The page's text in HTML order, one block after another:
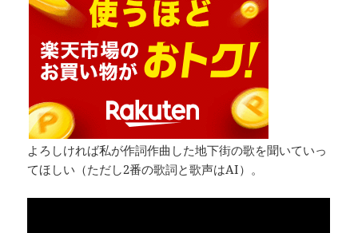
よろしければ私が作詞作曲した地下街の歌を聞いていっ
てほしい（ただし2番の歌詞と歌声はAI）。